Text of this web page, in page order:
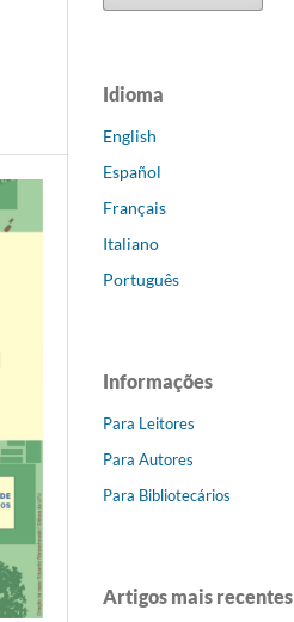
Idioma
English
Español
Français
Italiano
Português
Informações
Para Leitores
Para Autores
Para Bibliotecários
Artigos mais recentes